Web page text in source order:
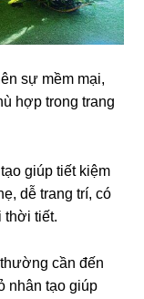
sự mềm mại,
hợp trong trang
giúp tiết kiệm
dễ trang trí, có
thời tiết.
cần đến
nhân tạo giúp